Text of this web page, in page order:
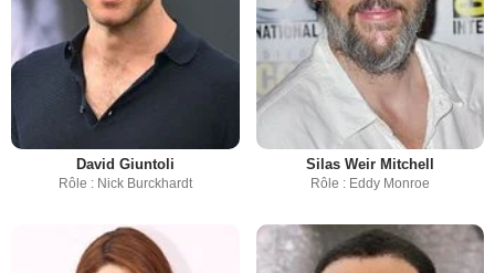
David Giuntoli
Rôle : Nick Burckhardt
Silas Weir Mitchell
Rôle : Eddy Monroe